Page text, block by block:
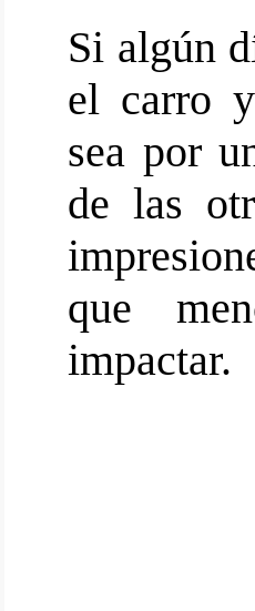
Si algún
el carro
sea por
de las
que
impactar.